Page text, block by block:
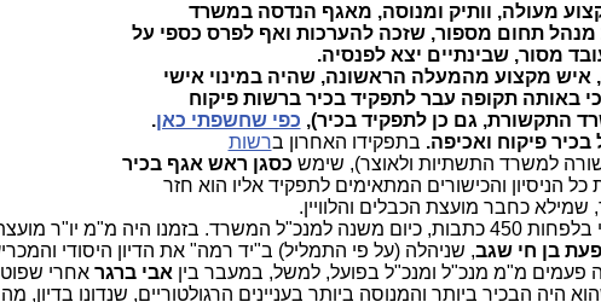
מעולה, וותיק ומנוסה, מאגף הנדסה במשרד
תחום מספור, שזכה להערכות ואף לפרס כספי על
מסור, שבינתיים יצא לפנסיה.
מקצוע מהמעלה הראשונה, שהיה במינוי אישי
באותה תקופה עבר לתפקיד בכיר ברשות פיקוח
כפי שחשפתי כאן.
פיקוח ואכיפה. בתפקידו האחרון ברשות
למשרד התשתיות ולאוצר), שימש כסגן ראש אגף בכיר
הניסיון והכישורים המתאימים לתפקיד אליו הוא חזר
כחבר מועצת הכבלים והלוויין.
שמככב אצלי בלפחות 450 כתבות, כיום משנה למנכ"ל המשרד. בזמנו היה מ"מ יו"ר
בן חי שגב, שניהלה (על פי התמליל) ב"יד רמה" את הדיון היסודי
פעמים מ"מ מנכ"ל ומנכ"ל בפועל, למשל, במעבר בין אבי ברגראחרי
היה הבכיר ביותר והמנוסה ביותר בעניינים הרגולטוריים, שנדונו בדיון,